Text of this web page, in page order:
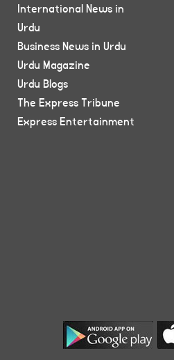
International News in
Urdu
Business News in Urdu
Urdu Magazine
Urdu Blogs
The Express Tribune
Express Entertainment